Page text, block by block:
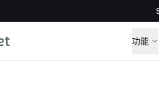
功能